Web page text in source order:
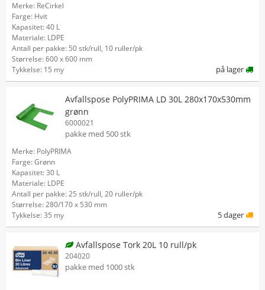
Merke: ReCirkel
Farge: Hvit
Kapasitet: 40 L
Materiale: LDPE
Antall per pakke: 50 stk/rull, 10 ruller/pk
Størrelse: 600 x 600 mm
Tykkelse: 15 my
på lager
Avfallspose PolyPRIMA LD 30L 280x170x530mm
grønn
6000021
pakke med 500 stk
Merke: PolyPRIMA
Farge: Grønn
Kapasitet: 30 L
Materiale: LDPE
Antall per pakke: 25 stk/rull, 20 ruller/pk
Størrelse: 280/170 x 530 mm
Tykkelse: 35 my
5 dager
Avfallspose Tork 20L 10 rull/pk
204020
pakke med 1000 stk